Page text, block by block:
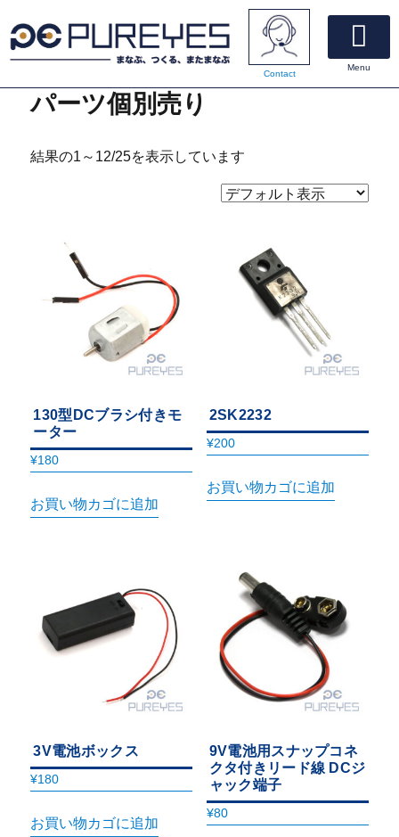
Contact
Menu
パーツ個別売り
結果の1～12/25を表示しています
130型DCブラシ付きモ
ーター
¥180
お買い物カゴに追加
2SK2232
¥200
お買い物カゴに追加
3V電池ボックス
¥180
お買い物カゴに追加
9V電池用スナップコネ
クタ付きリード線 DCジ
ャック端子
¥80